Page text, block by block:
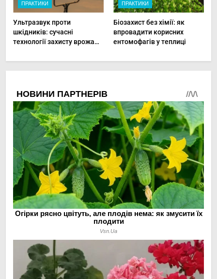
ПРАКТИКИ
Ультразвук проти
шкідників: сучасні
технології захисту врожаю
ПРАКТИКИ
Біозахист без хімії: як
впровадити корисних
ентомофагів у теплиці